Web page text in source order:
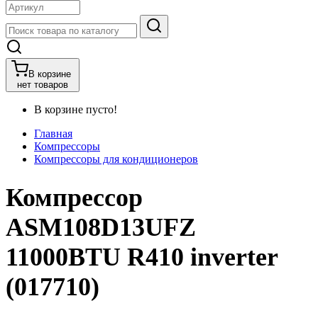
В корзине
нет товаров
В корзине пусто!
Главная
Компрессоры
Компрессоры для кондиционеров
Компрессор
ASM108D13UFZ
11000BTU R410 inverter
(017710)